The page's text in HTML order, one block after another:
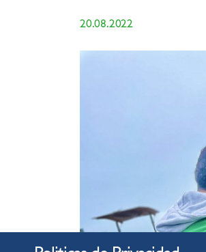
20.08.2022